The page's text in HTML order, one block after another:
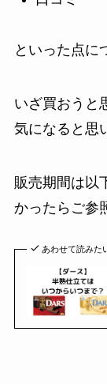
といった点に
いざ買おうと
気になると思
販売期間は以
かったらご参
あわせて読みた